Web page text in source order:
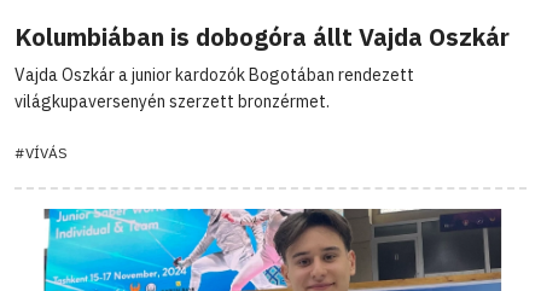
Kolumbiában is dobogóra állt Vajda Oszkár
Vajda Oszkár a junior kardozók Bogotában rendezett
világkupaversenyén szerzett bronzérmet.
#VÍVÁS